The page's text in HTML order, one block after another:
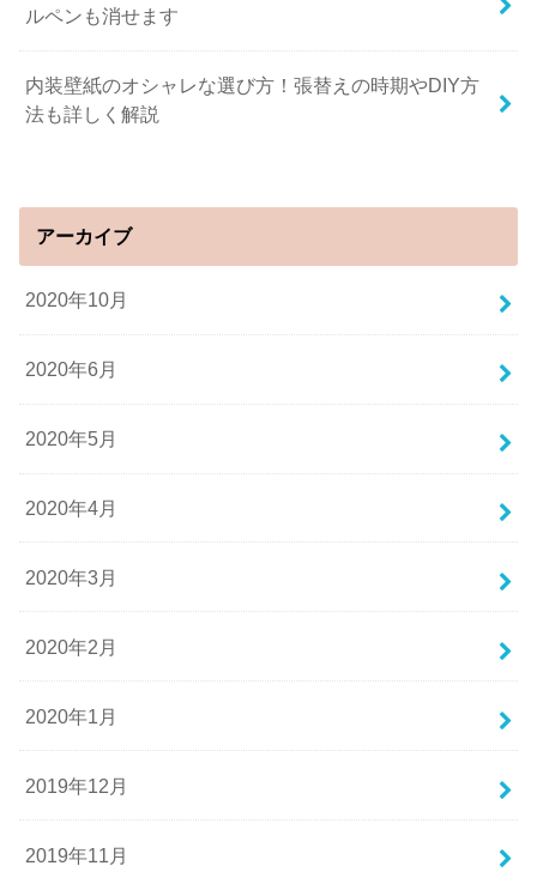
ルペンも消せます
内装壁紙のオシャレな選び方！張替えの時期やDIY方
法も詳しく解説
アーカイブ
2020年10月
2020年6月
2020年5月
2020年4月
2020年3月
2020年2月
2020年1月
2019年12月
2019年11月